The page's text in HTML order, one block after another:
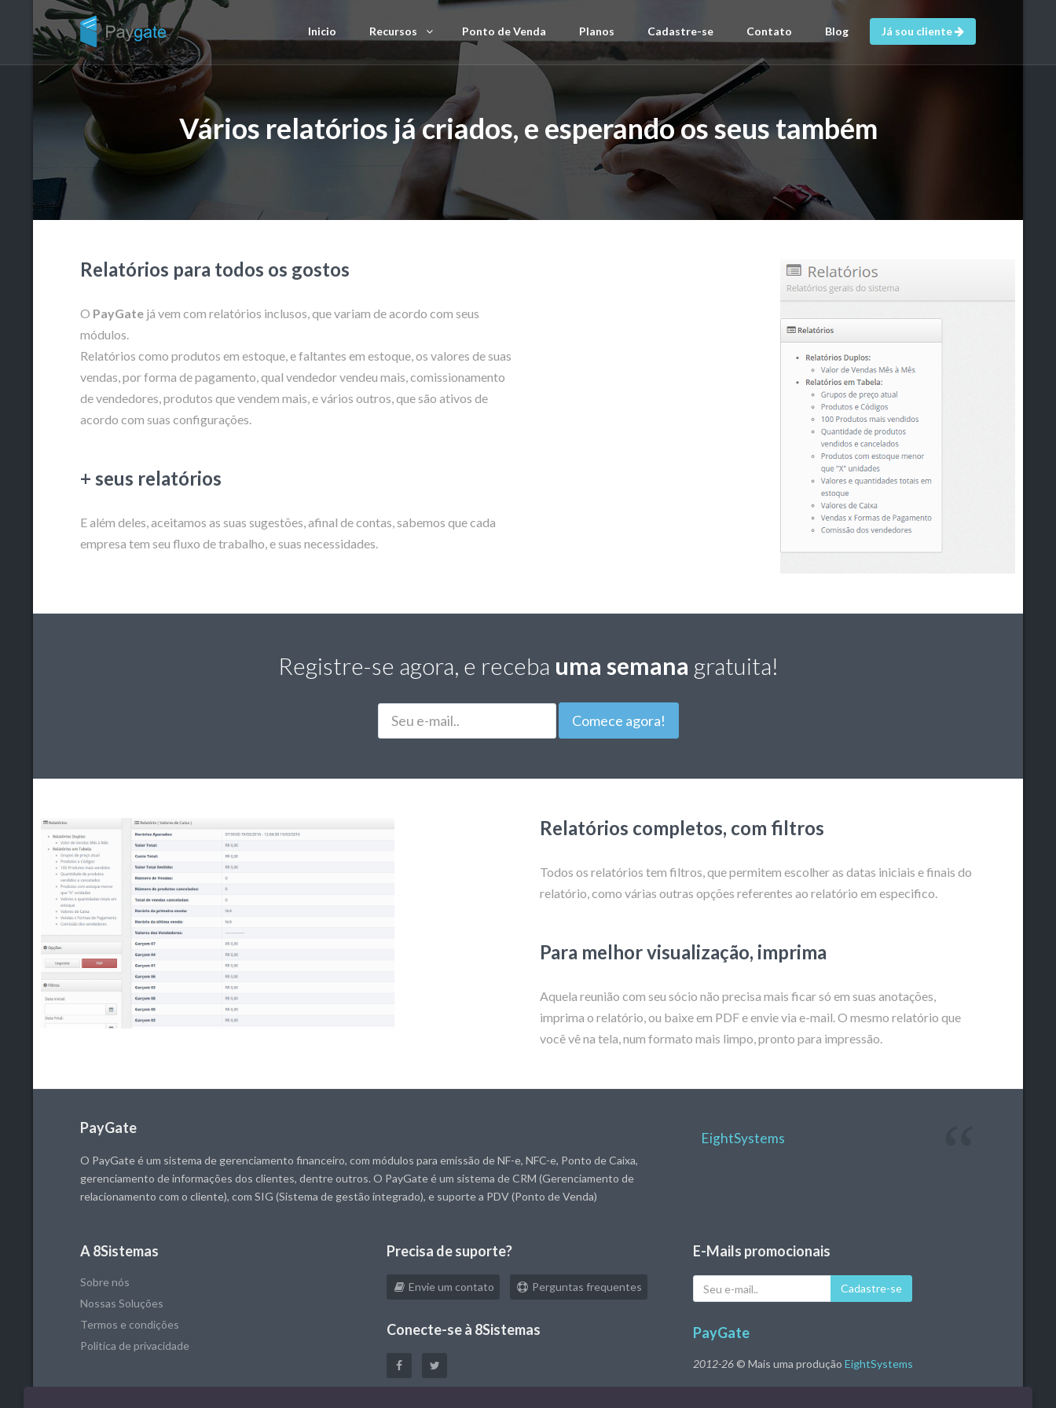
Inicio Recursos Ponto de Venda Planos Cadastre-se Contato Blog Já sou cliente
Vários relatórios já criados, e esperando os seus também
Relatórios para todos os gostos
O PayGate já vem com relatórios inclusos, que variam de acordo com seus
módulos.
Relatórios como produtos em estoque, e faltantes em estoque, os valores de suas
vendas, por forma de pagamento, qual vendedor vendeu mais, comissionamento
de vendedores, produtos que vendem mais, e vários outros, que são ativos de
acordo com suas configurações.
+ seus relatórios
E além deles, aceitamos as suas sugestões, afinal de contas, sabemos que cada
empresa tem seu fluxo de trabalho, e suas necessidades.
Registre-se agora, e receba uma semana gratuita!
E-
Mail
Comece agora!
Relatórios completos, com filtros
Todos os relatórios tem filtros, que permitem escolher as datas iniciais e finais do
relatório, como várias outras opções referentes ao relatório em especifico.
Para melhor visualização, imprima
Aquela reunião com seu sócio não precisa mais ficar só em suas anotações,
imprima o relatório, ou baixe em PDF e envie via e-mail. O mesmo relatório que
você vê na tela, num formato mais limpo, pronto para impressão.
PayGate
O PayGate é um sistema de gerenciamento financeiro, com módulos para emissão de NF-e, NFC-e, Ponto de Caixa,
gerenciamento de informações dos clientes, dentre outros. O PayGate é um sistema de CRM (Gerenciamento de
relacionamento com o cliente), com SIG (Sistema de gestão integrado), e suporte a PDV (Ponto de Venda)
EightSystems
A 8Sistemas
Sobre nós
Nossas Soluções
Termos e condições
Politica de privacidade
Precisa de suporte?
Envie um contato Perguntas frequentes
Conecte-se à 8Sistemas
E-Mails promocionais
Seu
Cadastre-se
PayGate
2012-26 © Mais uma produção EightSystems